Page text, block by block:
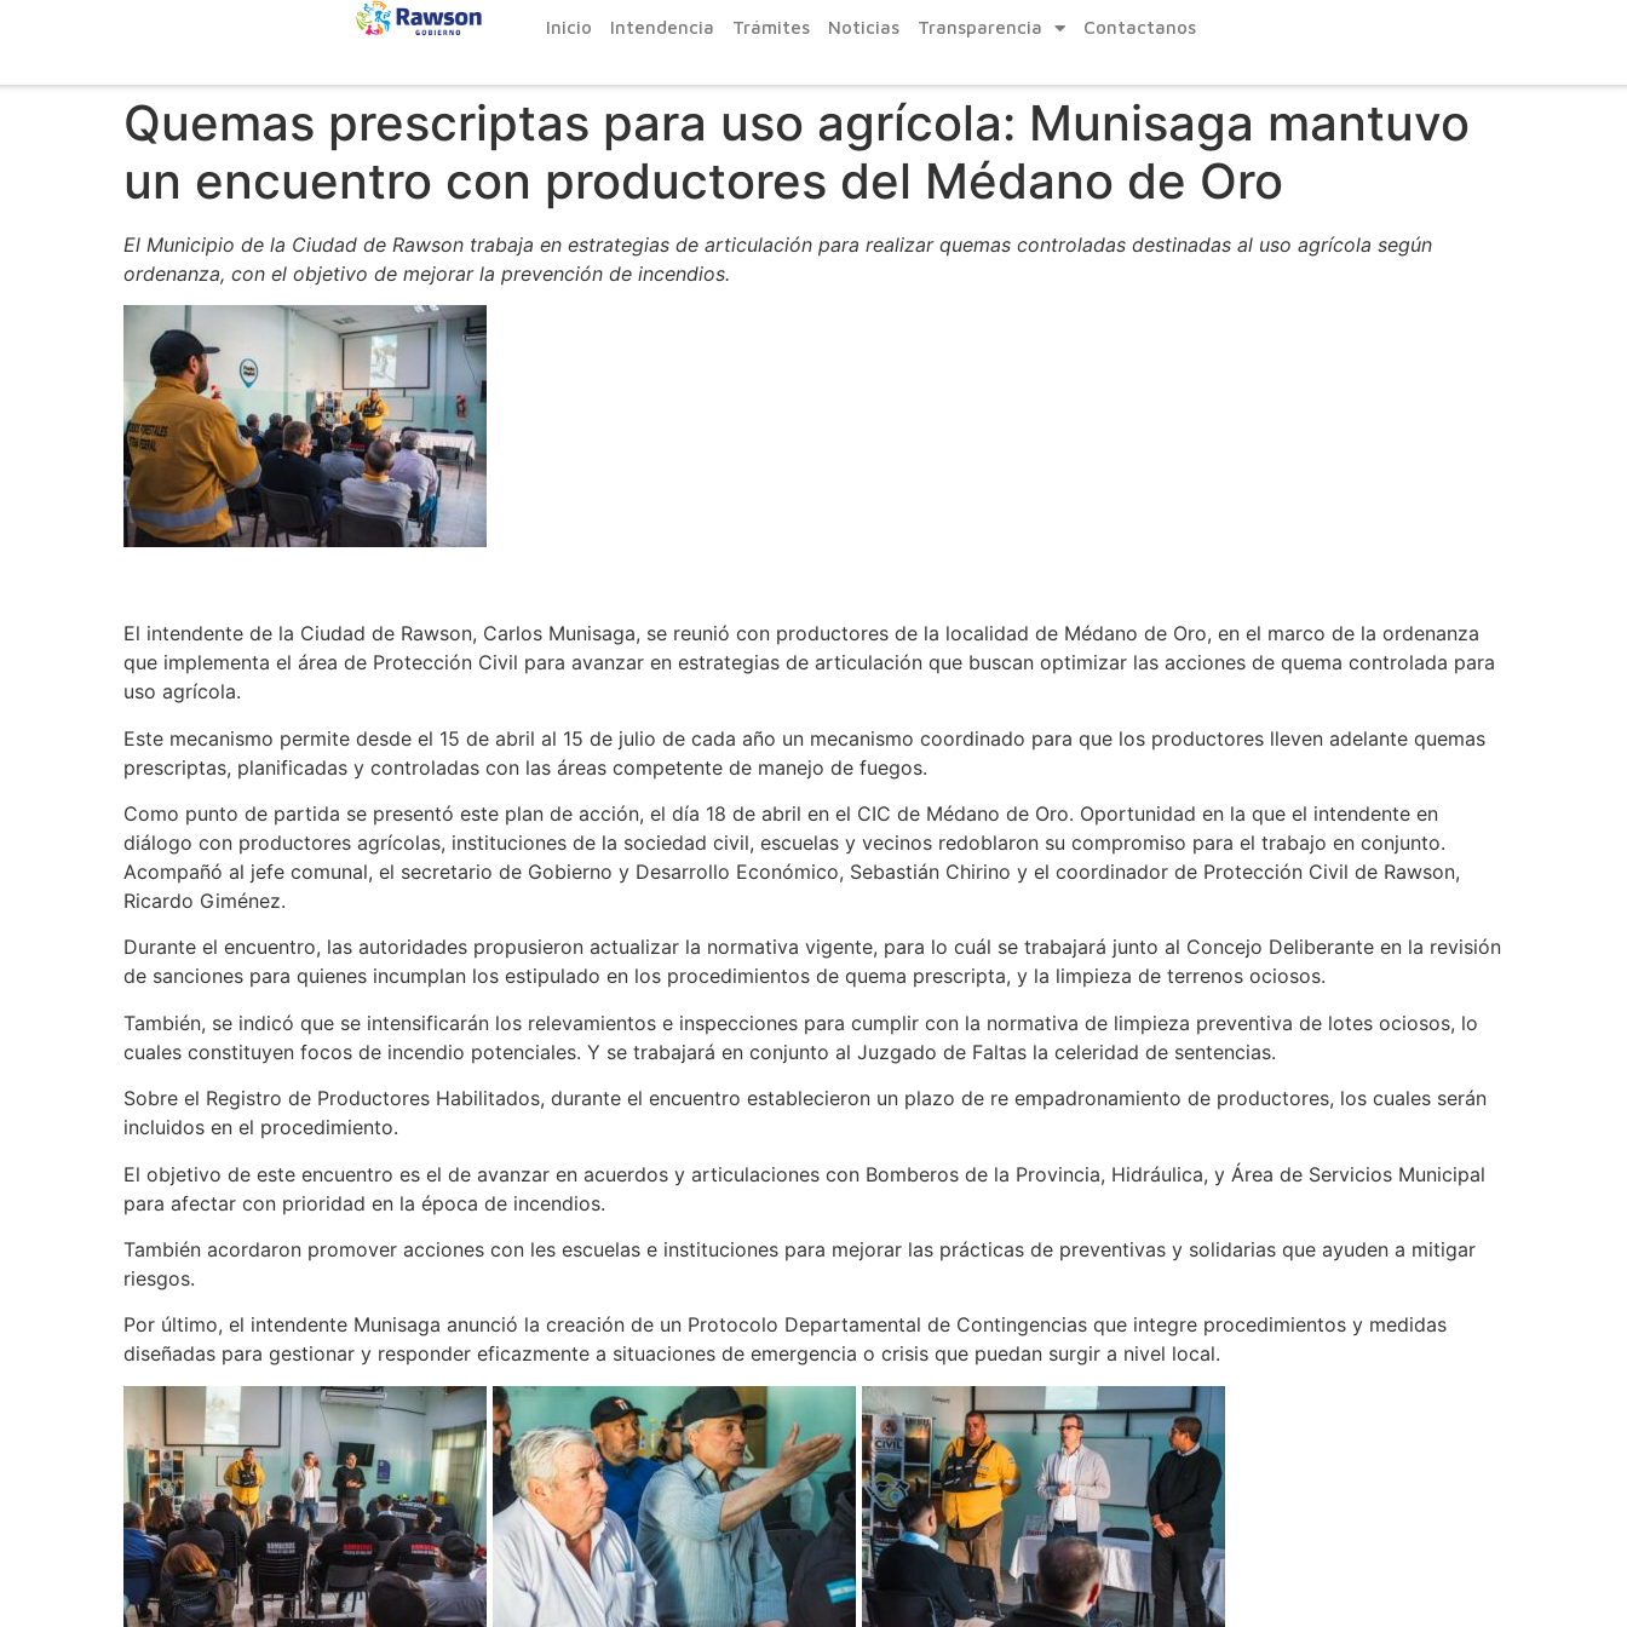
Inicio Intendencia Trámites Noticias Transparencia Contactanos
Quemas prescriptas para uso agrícola: Munisaga mantuvo
un encuentro con productores del Médano de Oro
El Municipio de la Ciudad de Rawson trabaja en estrategias de articulación para realizar quemas controladas destinadas al uso agrícola según
ordenanza, con el objetivo de mejorar la prevención de incendios.
El intendente de la Ciudad de Rawson, Carlos Munisaga, se reunió con productores de la localidad de Médano de Oro, en el marco de la ordenanza
que implementa el área de Protección Civil para avanzar en estrategias de articulación que buscan optimizar las acciones de quema controlada para
uso agrícola.
Este mecanismo permite desde el 15 de abril al 15 de julio de cada año un mecanismo coordinado para que los productores lleven adelante quemas
prescriptas, planificadas y controladas con las áreas competente de manejo de fuegos.
Como punto de partida se presentó este plan de acción, el día 18 de abril en el CIC de Médano de Oro. Oportunidad en la que el intendente en
diálogo con productores agrícolas, instituciones de la sociedad civil, escuelas y vecinos redoblaron su compromiso para el trabajo en conjunto.
Acompañó al jefe comunal, el secretario de Gobierno y Desarrollo Económico, Sebastián Chirino y el coordinador de Protección Civil de Rawson,
Ricardo Giménez.
Durante el encuentro, las autoridades propusieron actualizar la normativa vigente, para lo cuál se trabajará junto al Concejo Deliberante en la revisión
de sanciones para quienes incumplan los estipulado en los procedimientos de quema prescripta, y la limpieza de terrenos ociosos.
También, se indicó que se intensificarán los relevamientos e inspecciones para cumplir con la normativa de limpieza preventiva de lotes ociosos, lo
cuales constituyen focos de incendio potenciales. Y se trabajará en conjunto al Juzgado de Faltas la celeridad de sentencias.
Sobre el Registro de Productores Habilitados, durante el encuentro establecieron un plazo de re empadronamiento de productores, los cuales serán
incluidos en el procedimiento.
El objetivo de este encuentro es el de avanzar en acuerdos y articulaciones con Bomberos de la Provincia, Hidráulica, y Área de Servicios Municipal
para afectar con prioridad en la época de incendios.
También acordaron promover acciones con les escuelas e instituciones para mejorar las prácticas de preventivas y solidarias que ayuden a mitigar
riesgos.
Por último, el intendente Munisaga anunció la creación de un Protocolo Departamental de Contingencias que integre procedimientos y medidas
diseñadas para gestionar y responder eficazmente a situaciones de emergencia o crisis que puedan surgir a nivel local.